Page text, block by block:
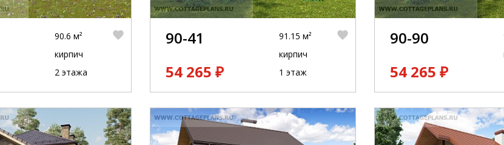
90.6 м²
кирпич
2 этажа
90-41
54 265 ₽
91.15 м²
кирпич
1 этаж
90-90
54 265 ₽